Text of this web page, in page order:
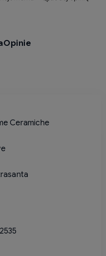
Opinie
Ceramiche